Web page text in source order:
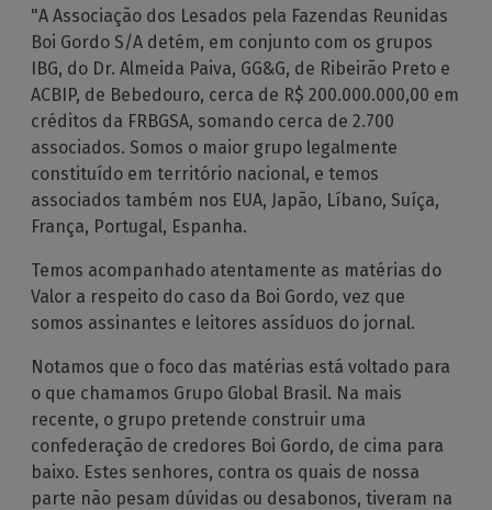
"A Associação dos Lesados pela Fazendas Reunidas
Boi Gordo S/A detém, em conjunto com os grupos
IBG, do Dr. Almeida Paiva, GG&G, de Ribeirão Preto e
ACBIP, de Bebedouro, cerca de R$ 200.000.000,00 em
créditos da FRBGSA, somando cerca de 2.700
associados. Somos o maior grupo legalmente
constituído em território nacional, e temos
associados também nos EUA, Japão, Líbano, Suíça,
França, Portugal, Espanha.
Temos acompanhado atentamente as matérias do
Valor a respeito do caso da Boi Gordo, vez que
somos assinantes e leitores assíduos do jornal.
Notamos que o foco das matérias está voltado para
o que chamamos Grupo Global Brasil. Na mais
recente, o grupo pretende construir uma
confederação de credores Boi Gordo, de cima para
baixo. Estes senhores, contra os quais de nossa
parte não pesam dúvidas ou desabonos, tiveram na